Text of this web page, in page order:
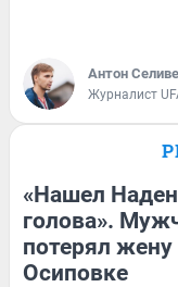
Антон
Журналист
«Нашел
голова».
потерял
Осиповке